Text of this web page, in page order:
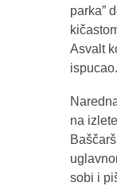
parka”
Asvalt
ispucao.
na
sobi i